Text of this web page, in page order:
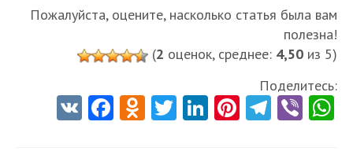
Пожалуйста, оцените, насколько статья была вам
полезна!
(2 оценок, среднее: 4,50 из 5)
Поделитесь:
V Fa O T Li Pi Te Vi